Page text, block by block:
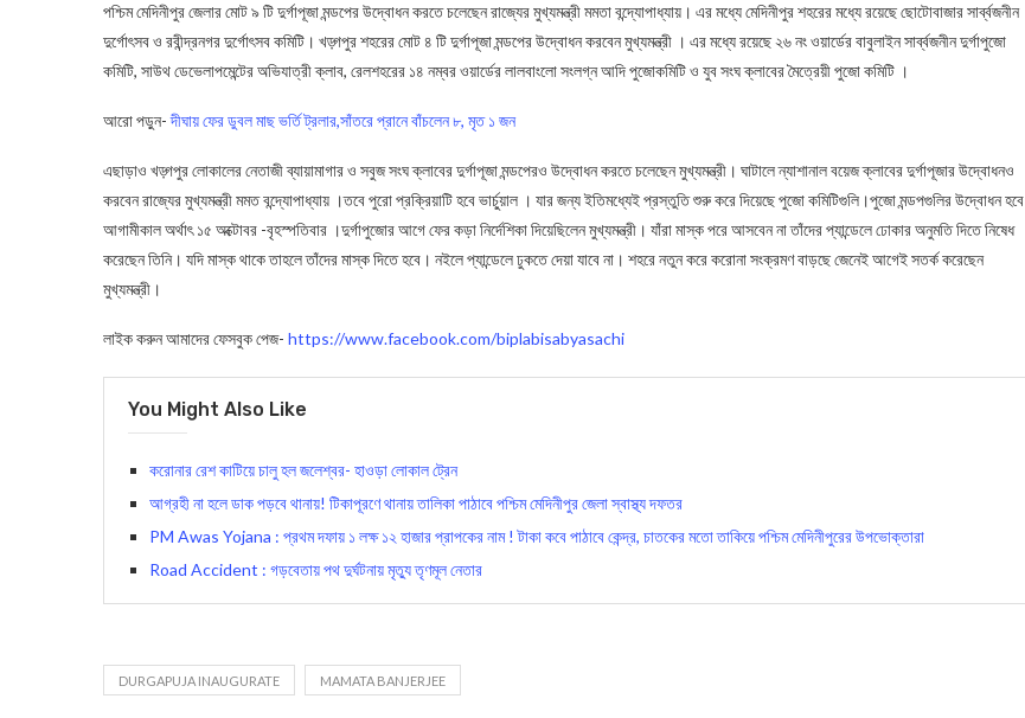
পশ্চিম মেদিনীপুর জেলার মোট ৯ টি দুর্গাপূজা মন্ডপের উদ্বোধন করতে চলেছেন রাজ্যের মুখ্যমন্ত্রী মমতা বন্দ্যোপাধ্যায়। এর মধ্যে মেদিনীপুর শহরের মধ্যে রয়েছে ছোটোবাজার সার্ব্বজনীন
দুর্গোৎসব ও রবীন্দ্রনগর দুর্গোৎসব কমিটি। খড়্গপুর শহরের মোট ৪ টি দুর্গাপূজা মন্ডপের উদ্বোধন করবেন মুখ্যমন্ত্রী । এর মধ্যে রয়েছে ২৬ নং ওয়‍ার্ডের বাবুলাইন সার্ব্বজনীন দুর্গ‍াপুজো
কমিটি, সাউথ ডেভেলাপমেন্টের অভিযাত্রী ক্লাব, রেলশহরের ১৪ নম্বর ওয়ার্ডের লালবাংলো সংলগ্ন আদি পুজোকমিটি ও যুব সংঘ ক্লাবের মৈত্রেয়ী পুজো কমিটি ।
আরো পড়ুন-দীঘায় ফের ডুবল মাছ ভর্তি ট্রলার,সাঁতরে প্রানে বাঁচলেন ৮, মৃত ১ জন
এছাড়াও খড়্গপুর লোকালের নেতাজী ব্যায়ামাগার ও সবুজ সংঘ ক্লাবের দুর্গাপূজা মন্ডপেরও উদ্বোধন করতে চলেছেন মুখ্যমন্ত্রী। ঘাটালে ন্যাশানাল বয়েজ ক্লাবের দুর্গাপূজার উদ্বোধনও
করবেন রাজ্যের মুখ্যমন্ত্রী মমত‍ বন্দ্যোপাধ্যায় ।তবে পুরো প্রক্রিয়াটি হবে ভার্চু্য়াল । য‍ার জন্য ইতিমধ্যেই প্রস্তুতি শুরু করে দিয়েছে পুজো কমিটিগুলি।পুজো মন্ডপগুলির উদ্বোধন হবে
আগামীকাল অর্থাৎ ১৫ অক্টোবর -বৃহস্পতিবার ।দুর্গাপুজোর আগে ফের কড়া নির্দেশিকা দিয়েছিলেন মুখ্যমন্ত্রী। যাঁরা মাস্ক পরে আসবেন না তাঁদের প্যান্ডেলে ঢোকার অনুমতি দিতে নিষেধ
করেছেন তিনি। যদি মাস্ক থাকে তাহলে তাঁদের মাস্ক দিতে হবে। নইলে প্যান্ডেলে ঢুকতে দেয়া যাবে না। শহরে নতুন করে করোনা সংক্রমণ বাড়ছে জেনেই আগেই সতর্ক করেছেন
মুখ্যমন্ত্রী।
লাইক করুন আমাদের ফেসবুক পেজ- https://www.facebook.com/biplabisabyasachi
You Might Also Like
করোনার রেশ কাটিয়ে চালু হল জলেশ্বর- হাওড়া লোকাল ট্রেন
আগ্রহী না হলে ডাক পড়বে থানায়! টিকাপূরণে থানায় তালিকা পাঠাবে পশ্চিম মেদিনীপুর জেলা স্বাস্থ্য দফতর
PM Awas Yojana : প্রথম দফায় ১ লক্ষ ১২ হাজার প্রাপকের নাম ! টাকা কবে পাঠাবে কেন্দ্র, চাতকের মতো তাকিয়ে পশ্চিম মেদিনীপুরের উপভোক্তারা
Road Accident : গড়বেতায় পথ দুর্ঘটনায় মৃত্যু তৃণমূল নেতার
DURGAPUJA INAUGURATE MAMATA BANJERJEE